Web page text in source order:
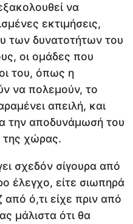
να
εκτιμήσεις,
των δυνατοτήτων του
οι ομάδες που
του, όπως η
να πολεμούν, το
απειλή, και
την αποδυνάμωσή του
της χώρας.
σχεδόν σίγουρα από
έλεγχο, είτε σιωπηρά
από ό,τι είχε πριν από
μάλιστα ότι θα